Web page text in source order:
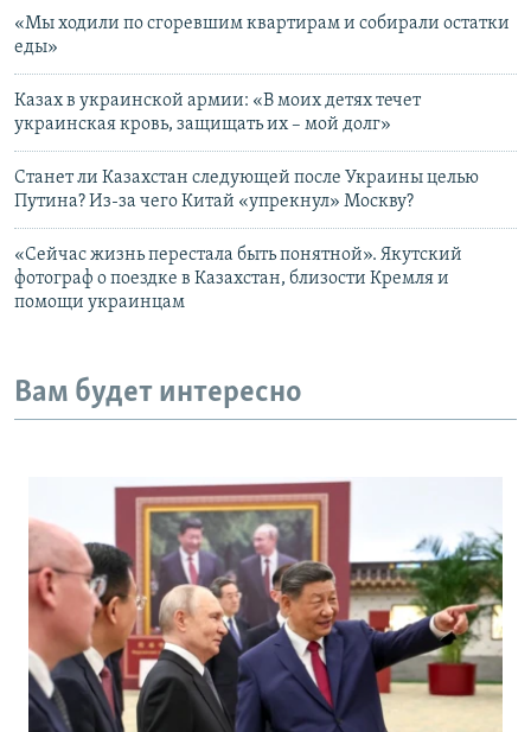
«Мы ходили по сгоревшим квартирам и собирали остатки
еды»
Казах в украинской армии: «В моих детях течет
украинская кровь, защищать их – мой долг»
Станет ли Казахстан следующей после Украины целью
Путина? Из-за чего Китай «упрекнул» Москву?
«Сейчас жизнь перестала быть понятной». Якутский
фотограф о поездке в Казахстан, близости Кремля и
помощи украинцам
Вам будет интересно